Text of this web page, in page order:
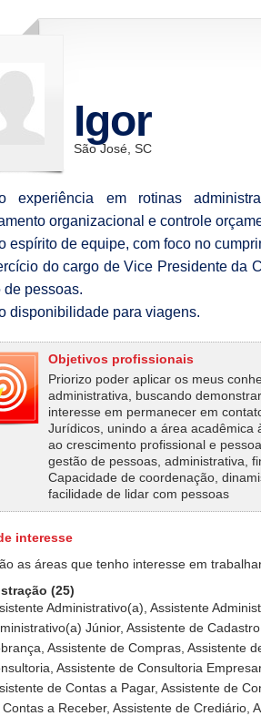
Igor
São José, SC
experiência em rotinas
organizacional e controle
espírito de equipe, com foco no
do cargo de Vice Presidente da
de pessoas.
disponibilidade para viagens.
Objetivos profissionais
Priorizo poder aplicar os meus
administrativa, buscando
interesse em permanecer em
Jurídicos, unindo a área acadêmica
ao crescimento profissional e
gestão de pessoas, administrativa,
Capacidade de coordenação,
facilidade de lidar com pessoas
interesse
as áreas que tenho interesse em
(25)
Administrativo(a), Assistente
Júnior, Assistente de
Assistente de Compras, Assistente
Assistente de Consultoria
de Contas a Pagar, Assistente de
a Receber, Assistente de Crediário,